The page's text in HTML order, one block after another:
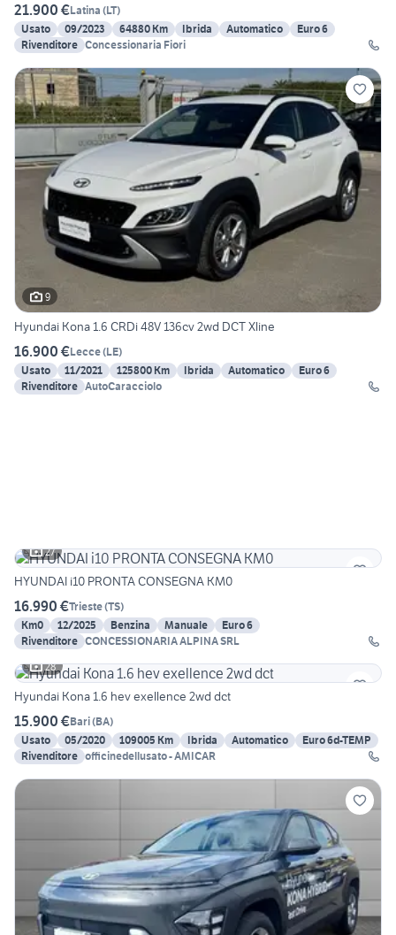
21.900 €Latina (LT)
Usato
09/2023 64880 Km Ibrida Automatico
Euro 6
Rivenditore Concessionaria Fiori
9
Hyundai Kona 1.6 CRDi 48V 136cv 2wd DCT Xline
16.900 €Lecce(LE)
Usato
11/2021 125800 Km Ibrida Automatico
Euro 6
Rivenditore AutoCaracciolo
27
HYUNDAI i10 PRONTA CONSEGNA KM0
16.990 €Trieste(TS)
Km0
12/2025 Benzina Manuale
Euro 6
Rivenditore CONCESSIONARIA ALPINA SRL
28
Hyundai Kona 1.6 hev exellence 2wd dct
15.900 €Bari(BA)
Usato
05/2020 109005 Km Ibrida Automatico
Euro 6d-TEMP
Rivenditore officinedellusato - AMICAR